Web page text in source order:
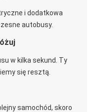
i dodatkowa
autobusy.
w kilka sekund. Ty
się resztą.
samochód, skoro